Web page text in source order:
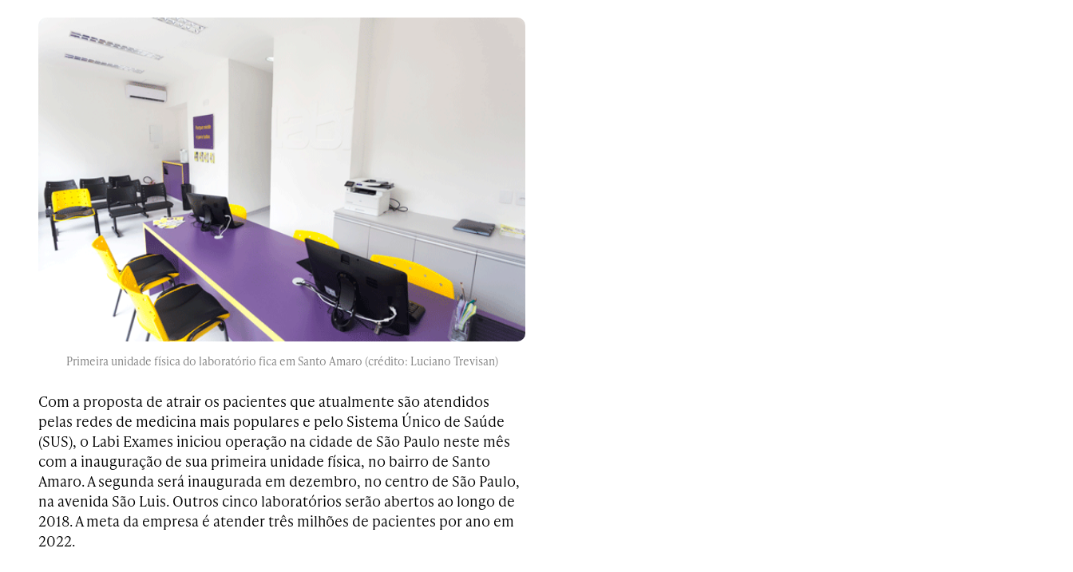
Primeira unidade física do laboratório fica em Santo Amaro (crédito: Luciano Trevisan)
Com a proposta de atrair os pacientes que atualmente são atendidos
pelas redes de medicina mais populares e pelo Sistema Único de Saúde
(SUS), o Labi Exames iniciou operação na cidade de São Paulo neste mês
com a inauguração de sua primeira unidade física, no bairro de Santo
Amaro. A segunda será inaugurada em dezembro, no centro de São Paulo,
na avenida São Luis. Outros cinco laboratórios serão abertos ao longo de
2018. A meta da empresa é atender três milhões de pacientes por ano em
2022.